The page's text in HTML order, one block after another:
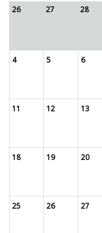
26
27 28
4 5 6
11 12 13
18 19 20
25 26 27